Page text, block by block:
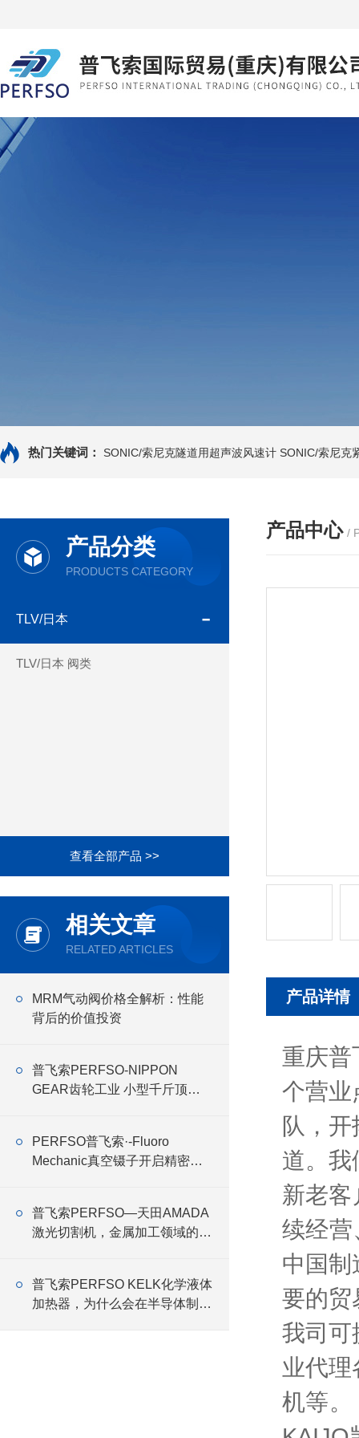
热门关键词： SONIC/索尼克隧道用超声波风速计 SONIC/索尼克
产品分类
PRODUCTS CATEGORY
TLV/日本
TLV/日本 阀类
查看全部产品 >>
相关文章
RELATED ARTICLES
MRM气动阀价格全解析：性能
背后的价值投资
普飞索PERFSO-NIPPON
GEAR齿轮工业 小型千斤顶
PERFSO普飞索·-Fluoro
Mechanic真空镊子开启精密操
普飞索PERFSO—天田AMADA
激光切割机，金属加工领域的设
普飞索PERFSO KELK化学液体
加热器，为什么会在半导体制造
产品中心 /
产品详情
重庆普
个营业
队，
道。我
新老
续经
中国制
要的贸
我司可
业代理
机等。